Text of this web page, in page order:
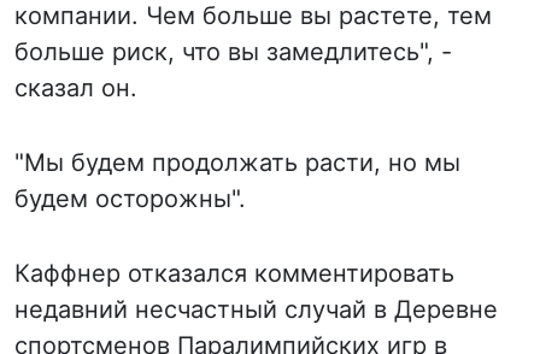
компании. Чем больше вы растете, тем
больше риск, что вы замедлитесь", -
сказал он.
"Мы будем продолжать расти, но мы
будем осторожны".
Каффнер отказался комментировать
недавний несчастный случай в Деревне
спортсменов Паралимпийских игр в